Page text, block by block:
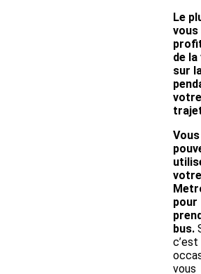
Le
vous
de la
sur
votre
Vous
votre
pour
bus.
c’est
vous